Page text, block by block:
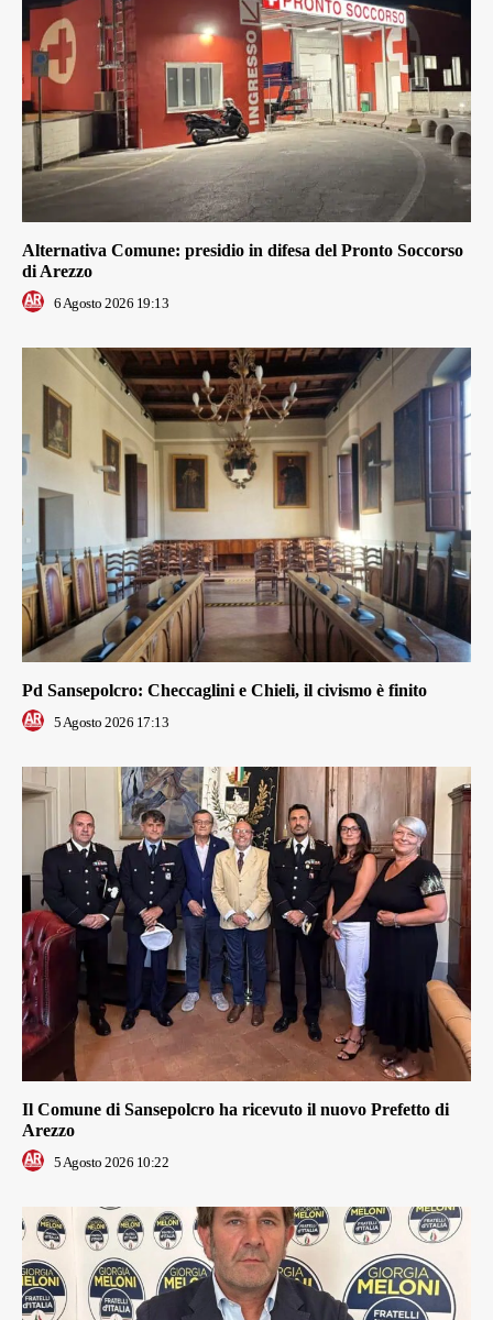
Alternativa Comune: presidio in difesa del Pronto Soccorso
di Arezzo
6 Agosto 2026 19:13
Pd Sansepolcro: Checcaglini e Chieli, il civismo è finito
5 Agosto 2026 17:13
Il Comune di Sansepolcro ha ricevuto il nuovo Prefetto di
Arezzo
5 Agosto 2026 10:22